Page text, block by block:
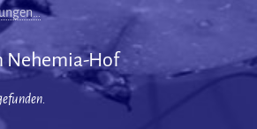
Nehemia-Hof